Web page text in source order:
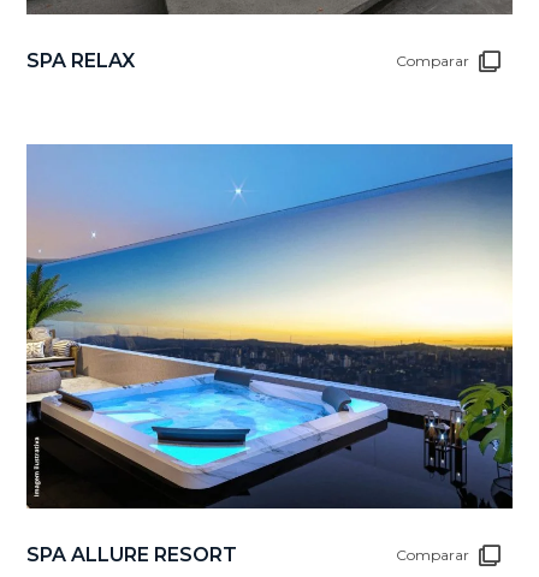
SPA RELAX Comparar
SPA ALLURE RESORT Comparar